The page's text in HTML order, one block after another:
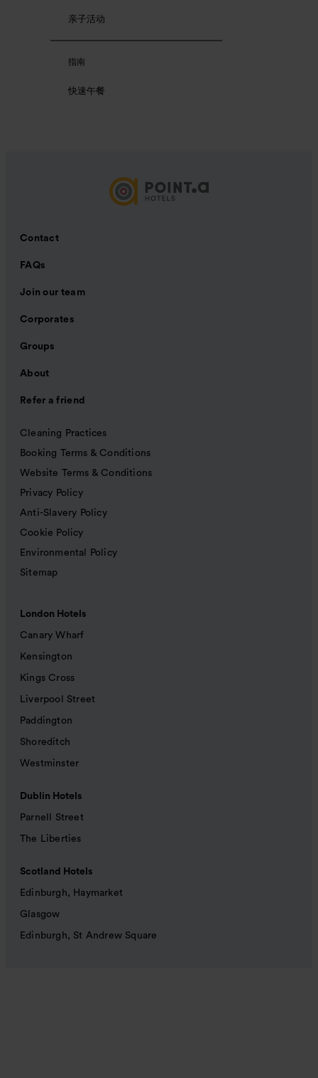
亲子活动
指南
快速午餐
Contact
FAQs
Join our team
Corporates
Groups
About
Refer a friend
Cleaning Practices
Booking Terms & Conditions
Website Terms & Conditions
Privacy Policy
Anti-Slavery Policy
Cookie Policy
Environmental Policy
Sitemap
London Hotels
Canary Wharf
Kensington
Kings Cross
Liverpool Street
Paddington
Shoreditch
Westminster
Dublin Hotels
Parnell Street
The Liberties
Scotland Hotels
Edinburgh, Haymarket
Glasgow
Edinburgh, St Andrew Square